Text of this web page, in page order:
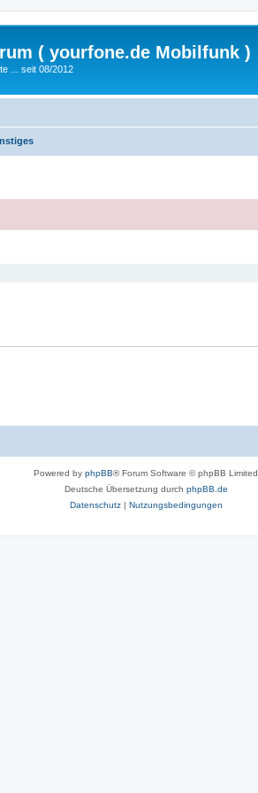
( yourfone.de Mobilfunk )
... seit 08/2012
Powered by phpBB® Forum Software © phpBB Limited
Deutsche Übersetzung durch phpBB.de
Datenschutz| Nutzungsbedingungen